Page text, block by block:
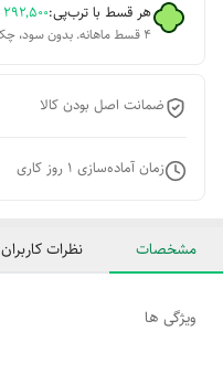
هر قسط با ترب‌پی:۲۹۲٬۵۰۰
۴ قسط ماهانه. بدون سود، چک و ضامن.
ضمانت اصل بودن کالا
زمان آماده‌سازی 1 روز کاری
مشخصات نظرات کاربران
ویژگی ها